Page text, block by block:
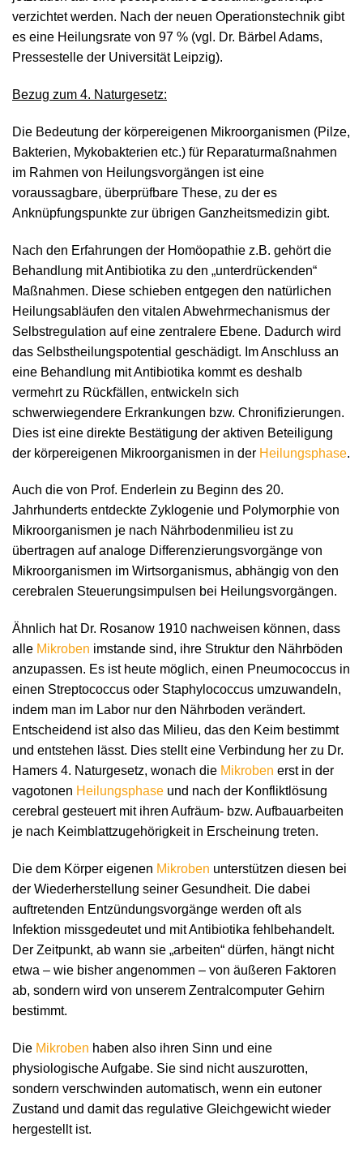
verzichtet werden. Nach der neuen Operationstechnik gibt
es eine Heilungsrate von 97 % (vgl. Dr. Bärbel Adams,
Pressestelle der Universität Leipzig).
Bezug zum 4. Naturgesetz:
Die Bedeutung der körpereigenen Mikroorganismen (Pilze,
Bakterien, Mykobakterien etc.) für Reparaturmaßnahmen
im Rahmen von Heilungsvorgängen ist eine
voraussagbare, überprüfbare These, zu der es
Anknüpfungspunkte zur übrigen Ganzheitsmedizin gibt.
Nach den Erfahrungen der Homöopathie z.B. gehört die
Behandlung mit Antibiotika zu den „unterdrückenden“
Maßnahmen. Diese schieben entgegen den natürlichen
Heilungsabläufen den vitalen Abwehrmechanismus der
Selbstregulation auf eine zentralere Ebene. Dadurch wird
das Selbstheilungspotential geschädigt. Im Anschluss an
eine Behandlung mit Antibiotika kommt es deshalb
vermehrt zu Rückfällen, entwickeln sich
schwerwiegendere Erkrankungen bzw. Chronifizierungen.
Dies ist eine direkte Bestätigung der aktiven Beteiligung
der körpereigenen Mikroorganismen in der Heilungsphase.
Auch die von Prof. Enderlein zu Beginn des 20.
Jahrhunderts entdeckte Zyklogenie und Polymorphie von
Mikroorganismen je nach Nährbodenmilieu ist zu
übertragen auf analoge Differenzierungsvorgänge von
Mikroorganismen im Wirtsorganismus, abhängig von den
cerebralen Steuerungsimpulsen bei Heilungsvorgängen.
Ähnlich hat Dr. Rosanow 1910 nachweisen können, dass
alle Mikroben imstande sind, ihre Struktur den Nährböden
anzupassen. Es ist heute möglich, einen Pneumococcus in
einen Streptococcus oder Staphylococcus umzuwandeln,
indem man im Labor nur den Nährboden verändert.
Entscheidend ist also das Milieu, das den Keim bestimmt
und entstehen lässt. Dies stellt eine Verbindung her zu Dr.
Hamers 4. Naturgesetz, wonach die Mikroben erst in der
vagotonen Heilungsphase und nach der Konfliktlösung
cerebral gesteuert mit ihren Aufräum- bzw. Aufbauarbeiten
je nach Keimblattzugehörigkeit in Erscheinung treten.
Die dem Körper eigenen Mikroben unterstützen diesen bei
der Wiederherstellung seiner Gesundheit. Die dabei
auftretenden Entzündungsvorgänge werden oft als
Infektion missgedeutet und mit Antibiotika fehlbehandelt.
Der Zeitpunkt, ab wann sie „arbeiten“ dürfen, hängt nicht
etwa – wie bisher angenommen – von äußeren Faktoren
ab, sondern wird von unserem Zentralcomputer Gehirn
bestimmt.
Die Mikroben haben also ihren Sinn und eine
physiologische Aufgabe. Sie sind nicht auszurotten,
sondern verschwinden automatisch, wenn ein eutoner
Zustand und damit das regulative Gleichgewicht wieder
hergestellt ist.